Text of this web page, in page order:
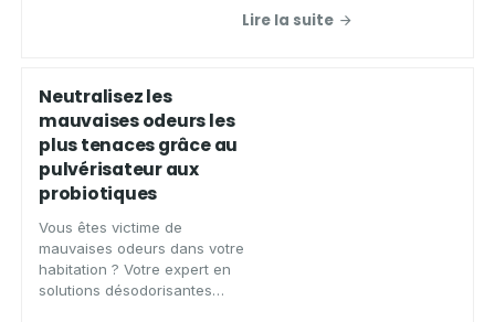
santé. Spécialiste en produits
de nettoyage naturels et
Lire la suite
Neutralisez les
mauvaises odeurs les
plus tenaces grâce au
pulvérisateur aux
probiotiques
Vous êtes victime de
mauvaises odeurs dans votre
habitation ? Votre expert en
solutions désodorisantes